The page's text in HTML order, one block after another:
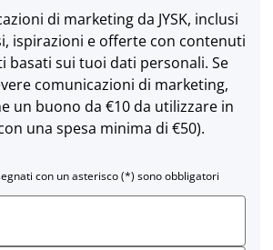
di marketing da JYSK, inclusi
ispirazioni e offerte con contenuti
basati sui tuoi dati personali. Se
comunicazioni di marketing,
un buono da €10 da utilizzare in
una spesa minima di €50).
con un asterisco (*) sono obbligatori